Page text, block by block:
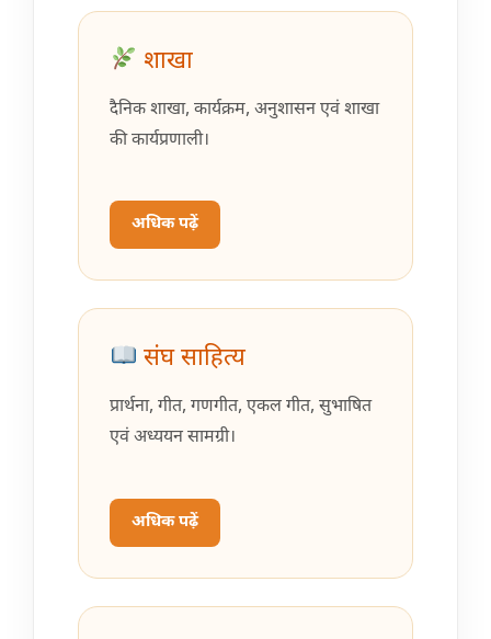
शाखा
दैनिक शाखा, कार्यक्रम, अनुशासन एवं शाखा
की कार्यप्रणाली।
अधिक पढ़ें
संघ साहित्य
प्रार्थना, गीत, गणगीत, एकल गीत, सुभाषित
एवं अध्ययन सामग्री।
अधिक पढ़ें